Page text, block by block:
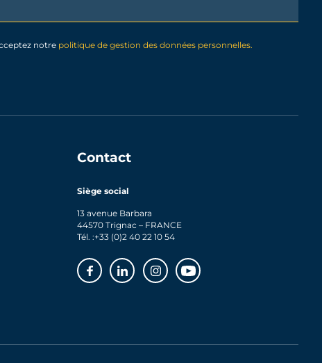
notre politique de gestion des données personnelles.
Contact
Siège social
13 avenue Barbara
44570 Trignac – FRANCE
Tél. :+33 (0)2 40 22 10 54
FacebookLinkedinInstagramYoutube